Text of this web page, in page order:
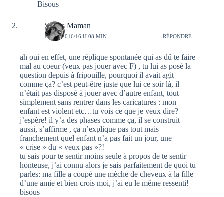
Bisous
Souris Maman
8 MAI 2016/16 H 08 MIN RÉPONDRE
ah oui en effet, une réplique spontanée qui as dû te faire
mal au coeur (veux pas jouer avec F) , tu lui as posé la
question depuis à fripouille, pourquoi il avait agit
comme ça? c’est peut-être juste que lui ce soir là, il
n’était pas disposé à jouer avec d’autre enfant, tout
simplement sans rentrer dans les caricatures : mon
enfant est violent etc…tu vois ce que je veux dire?
j’espère! il y’a des phases comme ça, il se construit
aussi, s’affirme , ça n’explique pas tout mais
franchement quel enfant n’a pas fait un jour, une
« crise » du « veux pas »?!
tu sais pour te sentir moins seule à propos de te sentir
honteuse, j’ai connu alors je sais parfaitement de quoi tu
parles: ma fille a coupé une mèche de cheveux à la fille
d’une amie et bien crois moi, j’ai eu le même ressenti!
bisous